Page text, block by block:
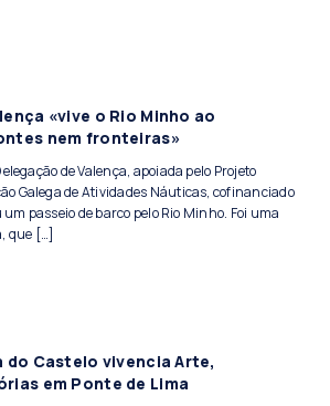
«vive o Rio Minho ao
nem fronteiras»
de Valença, apoiada pelo Projeto
Galega de Atividades Náuticas, cofinanciado
passeio de barco pelo Rio Minho. Foi uma
que […]
do Castelo vivencia Arte,
em Ponte de Lima